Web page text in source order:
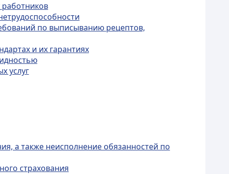
работников
по выписыванию рецептов,
и их гарантиях
услуг
а также неисполнение обязанностей по
страхования